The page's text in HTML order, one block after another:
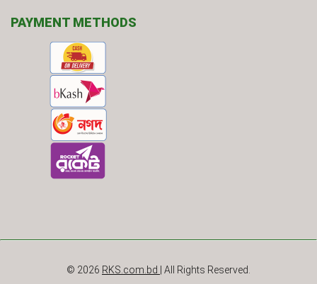
PAYMENT METHODS
© 2026 RKS.com.bd | All Rights Reserved.